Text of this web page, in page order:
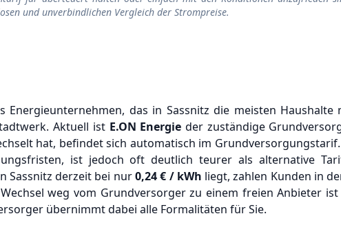
und unverbindlichen Vergleich der Strompreise.
Energieunternehmen, das in Sassnitz die meisten
Aktuell ist E.ON Energie der zuständige
hat, befindet sich automatisch im
ist jedoch oft deutlich teurer als alternative
Sassnitz derzeit bei nur0,24 € / kWh liegt, zahlen Kunden in
weg vom Grundversorger zu einem freien Anbieter
übernimmt dabei alle Formalitäten für Sie.